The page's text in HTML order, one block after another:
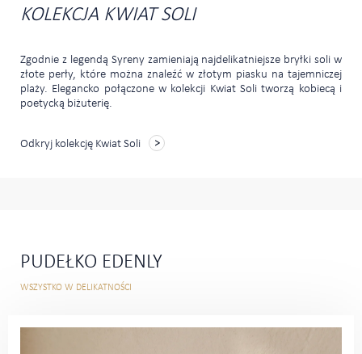
KOLEKCJA KWIAT SOLI
Zgodnie z legendą Syreny zamieniają najdelikatniejsze bryłki soli w
złote perły, które można znaleźć w złotym piasku na tajemniczej
plaży. Elegancko połączone w kolekcji Kwiat Soli tworzą kobiecą i
poetycką biżuterię.
Odkryj kolekcję Kwiat Soli
PUDEŁKO EDENLY
WSZYSTKO W DELIKATNOŚCI